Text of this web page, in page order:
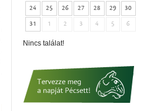
24
25 26 27 28 29
30
31
1 2 3 4 5 6
Nincs találat!